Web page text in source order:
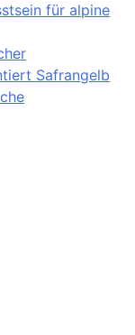
für alpine
Safrangelb